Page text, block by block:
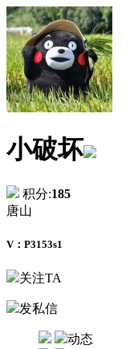
小破坏
积分:185
唐山
V：P3153s1
关注TA
发私信
动态